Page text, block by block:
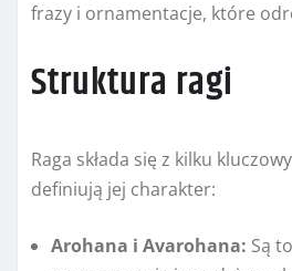
frazy i ornamentacje, które
Struktura ragi
Raga składa się z kilku
definiują jej charakter:
Arohana i Avarohana: Są